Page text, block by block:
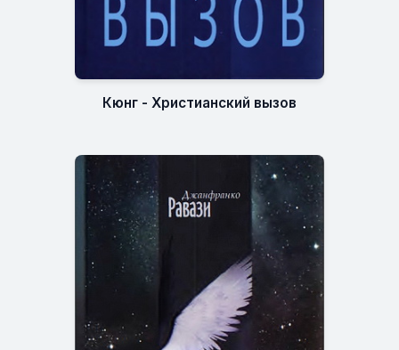
Кюнг - Христианский вызов